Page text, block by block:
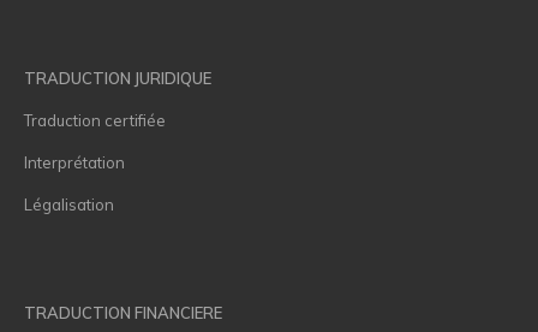
TRADUCTION JURIDIQUE
Traduction certifiée
Interprétation
Légalisation
TRADUCTION FINANCIERE